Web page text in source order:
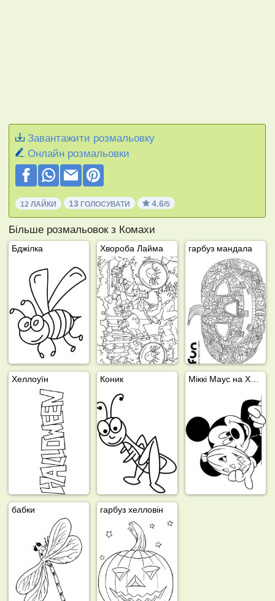
Завантажити розмальовку
Онлайн розмальовки
12 ЛАЙКИ 13 ГОЛОСУВАТИ 4.6/5
Більше розмальовок з Комахи
Бджілка Хвороба Лайма гарбуз мандала
Хеллоуїн Коник
бабки гарбуз хелловін